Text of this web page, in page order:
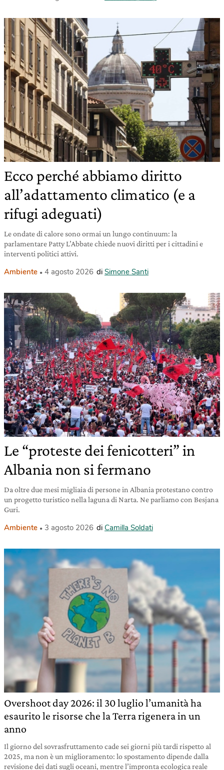
Ecco perché abbiamo diritto
all’adattamento climatico (e a
rifugi adeguati)
Le ondate di calore sono ormai un lungo continuum: la
parlamentare Patty L’Abbate chiede nuovi diritti per i cittadini e
interventi politici attivi.
Ambiente 4 agosto 2026 di Simone Santi
Le “proteste dei fenicotteri” in
Albania non si fermano
Da oltre due mesi migliaia di persone in Albania protestano contro
un progetto turistico nella laguna di Narta. Ne parliamo con Besjana
Guri.
Ambiente 3 agosto 2026 di Camilla Soldati
Overshoot day 2026: il 30 luglio l’umanità ha
esaurito le risorse che la Terra rigenera in un
anno
Il giorno del sovrasfruttamento cade sei giorni più tardi rispetto al
2025, ma non è un miglioramento: lo spostamento dipende dalla
revisione dei dati sugli oceani, mentre l’impronta ecologica reale